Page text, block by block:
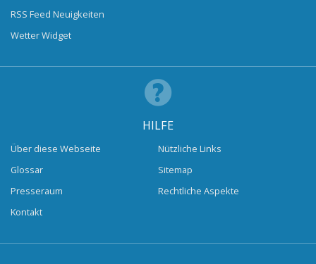
RSS Feed Neuigkeiten
Wetter Widget
HILFE
Über diese Webseite
Glossar
Presseraum
Kontakt
Nützliche Links
Sitemap
Rechtliche Aspekte